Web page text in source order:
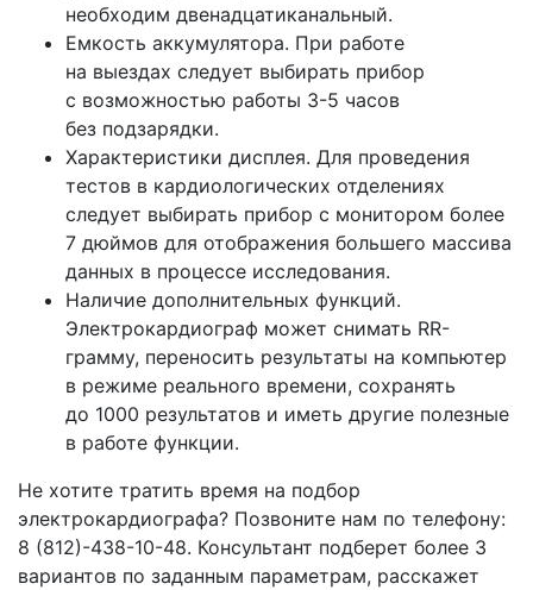
необходим двенадцатиканальный.
Емкость аккумулятора. При работе
на выездах следует выбирать прибор
с возможностью работы 3-5 часов
без подзарядки.
Характеристики дисплея. Для проведения
тестов в кардиологических отделениях
следует выбирать прибор с монитором более
7 дюймов для отображения большего массива
данных в процессе исследования.
Наличие дополнительных функций.
Электрокардиограф может снимать RR-
грамму, переносить результаты на компьютер
в режиме реального времени, сохранять
до 1000 результатов и иметь другие полезные
в работе функции.
Не хотите тратить время на подбор
электрокардиографа? Позвоните нам по телефону:
8 (812)-438-10-48. Консультант подберет более 3
вариантов по заданным параметрам, расскажет